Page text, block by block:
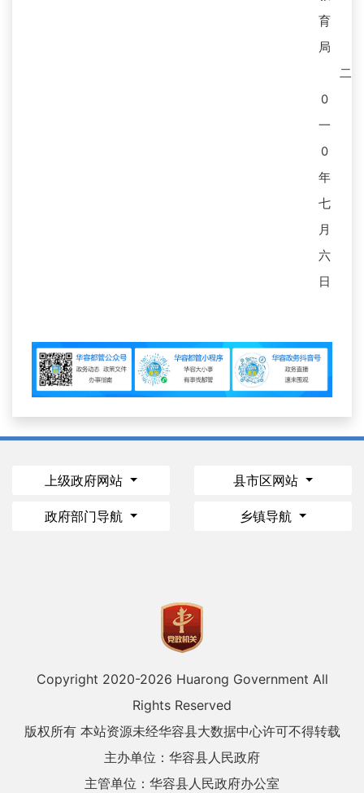
育
局
二
0
一
0
年
七
月
六
日
上级政府网站 县市区网站
政府部门导航 乡镇导航
Copyright 2020-2026 Huarong Government All
Rights Reserved
版权所有 本站资源未经华容县大数据中心许可不得转载
主办单位：华容县人民政府
主管单位：华容县人民政府办公室